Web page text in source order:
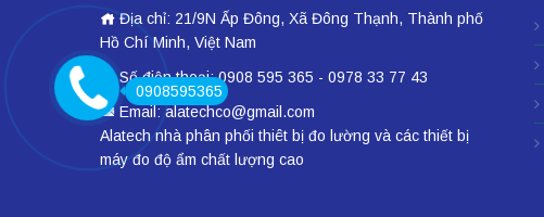
Địa chỉ: 21/9N Ấp Đông, Xã Đông Thạnh, Thành phố
Hồ Chí Minh, Việt Nam
Số điện thoại: 0908 595 365 - 0978 33 77 43
Email: alatechco@gmail.com
Alatech nhà phân phối thiêt bị đo lường và các thiết bị
máy đo độ ẩm chất lượng cao
0908595365